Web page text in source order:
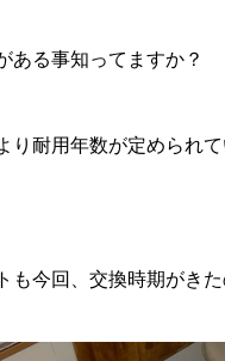
ある事知ってますか？
り耐用年数が定められ
も今回、交換時期がきた